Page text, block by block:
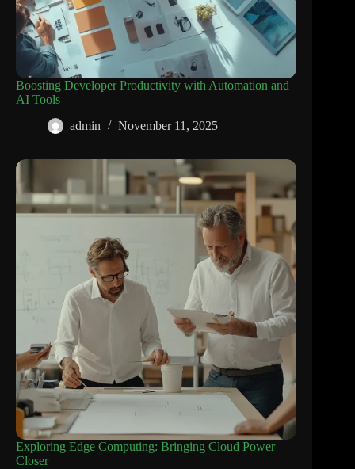
Boosting Developer Productivity with Automation and
AI Tools
admin
November 11, 2025
Exploring Edge Computing: Bringing Cloud Power
Closer